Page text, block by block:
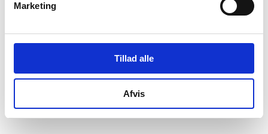
Marketing
Tillad alle
Afvis